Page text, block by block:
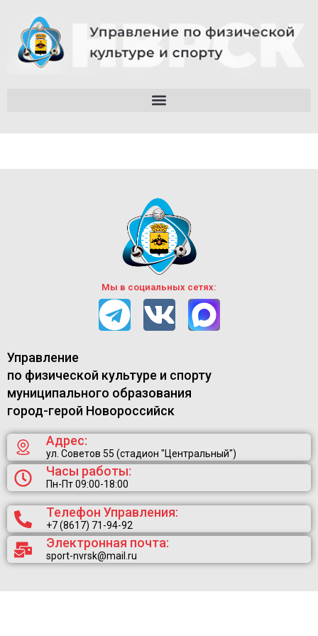
Мы в социальных сетях:
Управление
по физической культуре и спорту
муниципального образования
город-герой Новороссийск
Адрес:
ул. Советов 55 (стадион "Центральный")
Часы работы:
Пн-Пт 09:00-18:00
Телефон Управления:
+7 (8617) 71-94-92
Электронная почта:
sport-nvrsk@mail.ru